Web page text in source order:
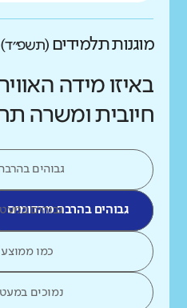
מוגנות תלמידים (תשפ״ד)
באיזו מידה
חיובית ומשרה
גבוהים
גבוהים בהרבה מהדומים
גבוהים
כמו
נמוכים